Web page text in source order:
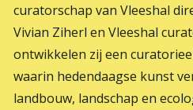
curatorschap van Vleeshal
Vivian Ziherl en Vleeshal
ontwikkelen zij een
waarin hedendaagse kunst
landbouw, landschap en